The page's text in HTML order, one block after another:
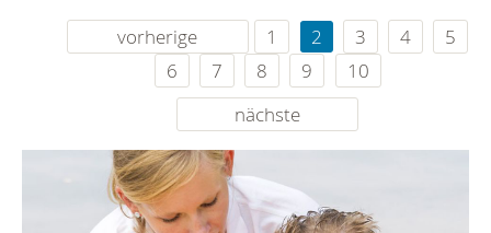
vorherige 1 2 3 4
5
6
7 8 9
10
nächste